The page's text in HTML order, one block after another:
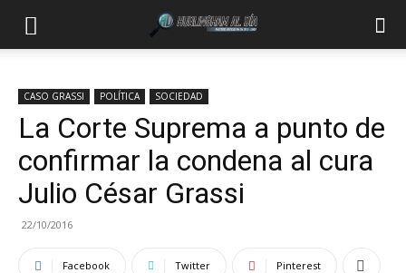
CASO GRASSI POLÍTICA SOCIEDAD
La Corte Suprema a punto de
confirmar la condena al cura
Julio César Grassi
22/10/2016
Facebook Twitter Pinterest